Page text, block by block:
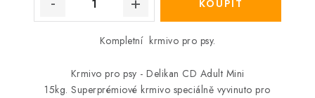
Kompletní krmivo pro psy.
Krmivo pro psy - Delikan CD Adult Mini
15kg. Superprémiové krmivo speciálně vyvinuto pro